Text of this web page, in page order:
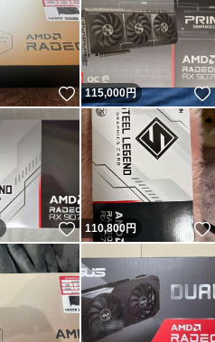
いいね！
115,000円
いいね！
110,800円